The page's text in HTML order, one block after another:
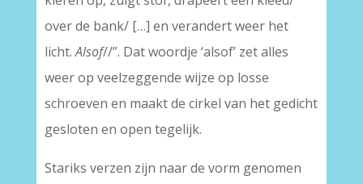
over de bank/ […] en verandert weer het
licht.Alsof//”. Dat woordje ‘alsof’ zet alles
weer op veelzeggende wijze op losse
schroeven en maakt de cirkel van het gedicht
gesloten en open tegelijk.
Stariks verzen zijn naar de vorm genomen